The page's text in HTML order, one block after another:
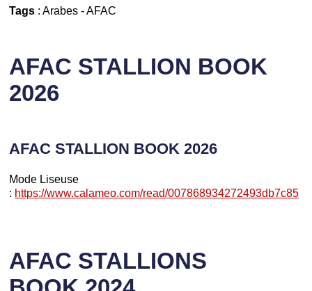
Tags: Arabes-AFAC
AFAC STALLION BOOK
2026
AFAC STALLION BOOK 2026
Mode Liseuse
: https://www.calameo.com/read/007868934272493db7c85
AFAC STALLIONS